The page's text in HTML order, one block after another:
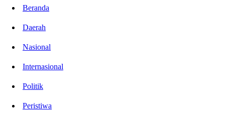
Beranda
Daerah
Nasional
Internasional
Politik
Peristiwa